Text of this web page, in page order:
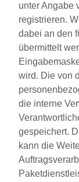
unter Angabe
registrieren.
dabei an den
übermittelt
wird. Die von
die interne
gespeichert.
kann die